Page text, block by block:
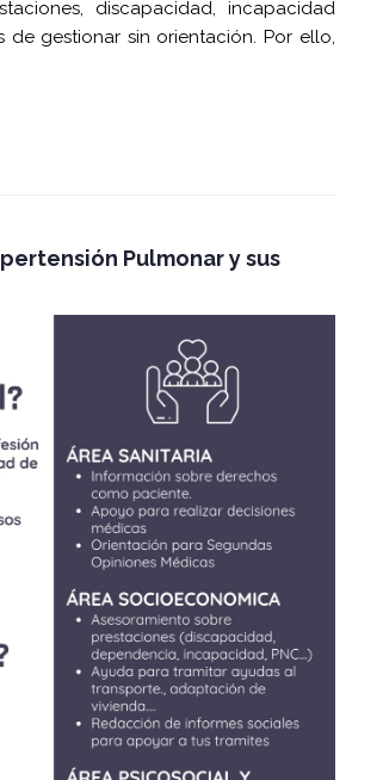
discapacidad, incapacidad
gestionar sin orientación. Por ello,
Pulmonar y sus